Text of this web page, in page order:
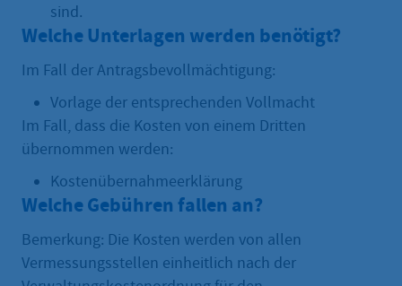
sind.
Welche Unterlagen werden benötigt?
Im Fall der Antragsbevollmächtigung:
Vorlage der entsprechenden Vollmacht
Im Fall, dass die Kosten von einem Dritten
übernommen werden:
Kostenübernahmeerklärung
Welche Gebühren fallen an?
Bemerkung: Die Kosten werden von allen
Vermessungsstellen einheitlich nach der